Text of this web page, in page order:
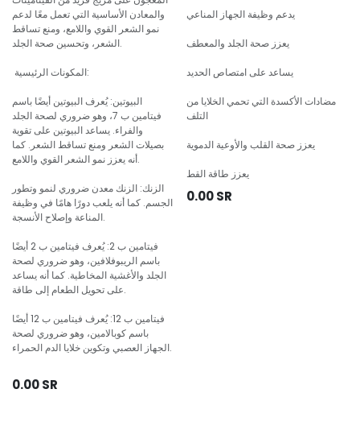
والمعادن الأساسية التي تعمل معًا لدعم
نمو الشعر القوي واللامع، ومنع تساقط
الشعر، وتحسين صحة الجلد.
المكونات الرئيسية:
البيوتين: يُعرف البيوتين أيضًا باسم
فيتامين ب 7، وهو ضروري لصحة الجلد
والفراء. يساعد البيوتين على تقوية
بصيلات الشعر ومنع تساقط الشعر. كما
أنه يعزز نمو الشعر القوي واللامع.
الزنك: الزنك معدن ضروري لنمو وتطور
الجسم. كما أنه يلعب دورًا هامًا في وظيفة
المناعة وإصلاح الأنسجة.
فيتامين ب 2: يُعرف فيتامين ب 2 أيضًا
باسم الريبوفلافين، وهو ضروري لصحة
الجلد والأغشية المخاطية. كما أنه يساعد
على تحويل الطعام إلى طاقة.
فيتامين ب 12: يُعرف فيتامين ب 12 أيضًا
باسم كوبالامين، وهو ضروري لصحة
الجهاز العصبي وتكوين خلايا الدم الحمراء.
0.00SR
يدعم وظيفة الجهاز المناعي
يعزز صحة الجلد والمعطف
يساعد على امتصاص الحديد
مضادات الأكسدة التي تحمي الخلايا من
التلف
يعزز صحة القلب والأوعية الدموية
يعزز طاقة القط
0.00SR